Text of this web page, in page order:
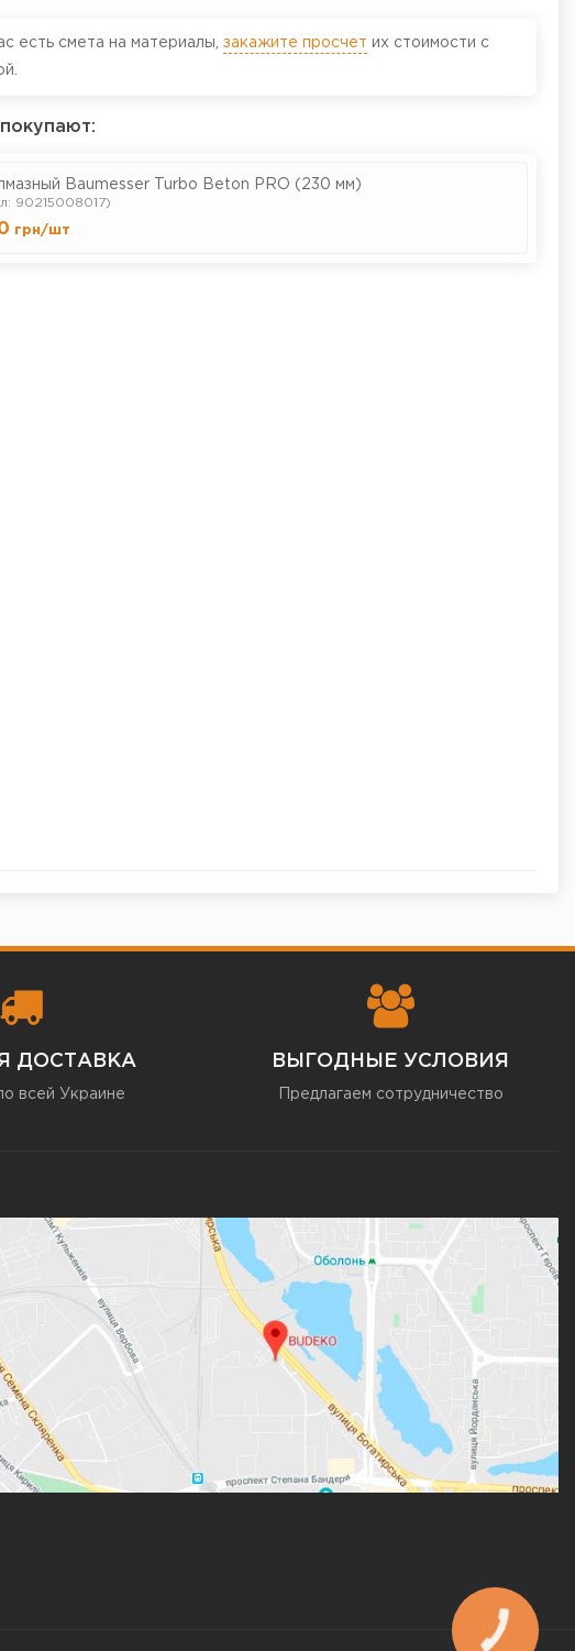
есть смета на материалы, закажите просчет их стоимости с
Baumesser Turbo Beton PRO (230 мм)
90215008017)
грн/шт
ДОСТАВКА
всей Украине
ВЫГОДНЫЕ УСЛОВИЯ
Предлагаем сотрудничество
КНОПКА
ЗВ'ЯЗКУ